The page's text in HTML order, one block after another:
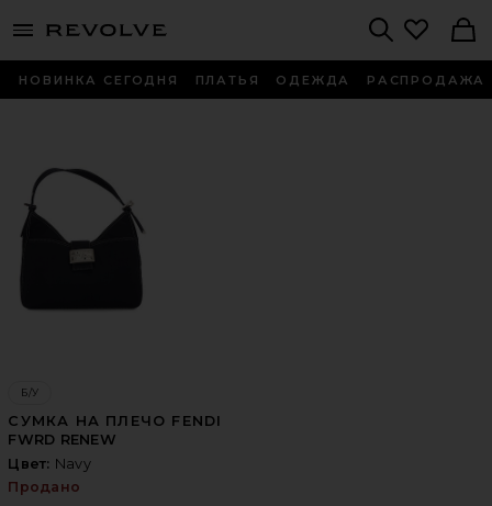
menu - shows more content
НОВИНКА СЕГОДНЯ ПЛАТЬЯ ОДЕЖДА РАСПРОДАЖА
Б/У
СУМКА НА ПЛЕЧО FENDI
FWRD RENEW
Цвет: Navy
Продано